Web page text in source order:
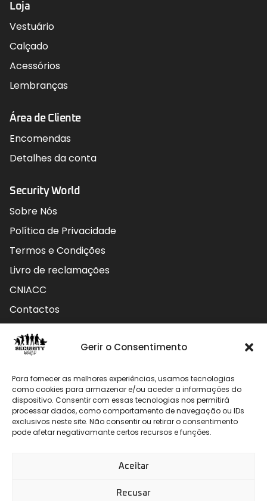
Gerir o Consentimento
Para fornecer as melhores experiências, usamos tecnologias
como cookies para armazenar e/ou aceder a informações do
dispositivo. Consentir com essas tecnologias nos permitirá
processar dados, como comportamento de navegação ou IDs
exclusivos neste site. Não consentir ou retirar o consentimento
pode afetar negativamante certos recursos e funções.
Aceitar
Recusar
Loja
Vestuário
Calçado
Acessórios
Lembranças
Área de Cliente
Encomendas
Detalhes da conta
Security World
Sobre Nós
Política de Privacidade
Termos e Condições
Livro de reclamações
CNIACC
Contactos
Contactos
912 009 740 (Chamada para rede móvel nacional)
geral@securityworld.pt